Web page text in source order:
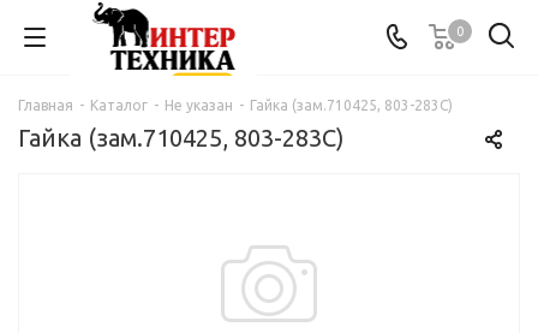
0
Главная - Каталог - Не указан - Гайка (зам.710425, 803-283C)
Гайка (зам.710425, 803-283C)